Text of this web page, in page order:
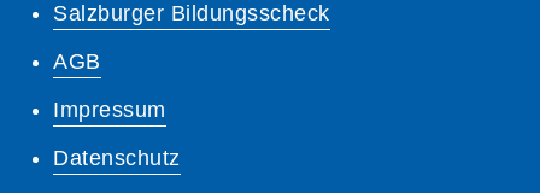
Salzburger Bildungsscheck
AGB
Impressum
Datenschutz